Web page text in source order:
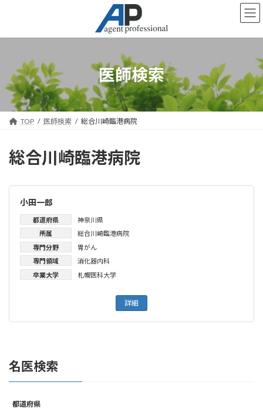
ン
キ
プ
ー
に
動
医師検索
TOP 医師検索 総合川崎臨港病院
総合川崎臨港病院
小田一郎
都道府県
神奈川県
所属
総合川崎臨港病院
専門分野
胃がん
専門領域
消化器内科
卒業大学
札幌医科大学
詳細
名医検索
都道府県